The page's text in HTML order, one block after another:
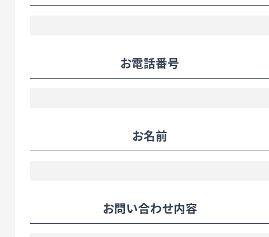
お電話番号
お名前
お問い合わせ内容